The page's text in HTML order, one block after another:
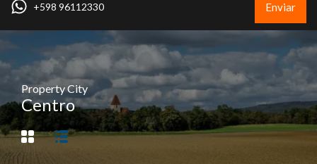
+598 96112330 Enviar
Property City
Centro